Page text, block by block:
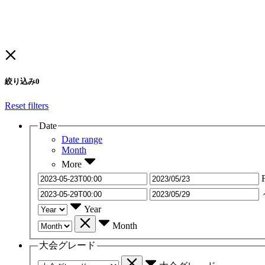
絞り込み0
Reset filters
Date
Date range
Month
More
Year
Month
大会グレード